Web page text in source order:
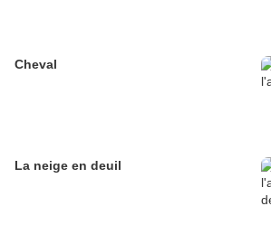
Cheval
La neige en deuil